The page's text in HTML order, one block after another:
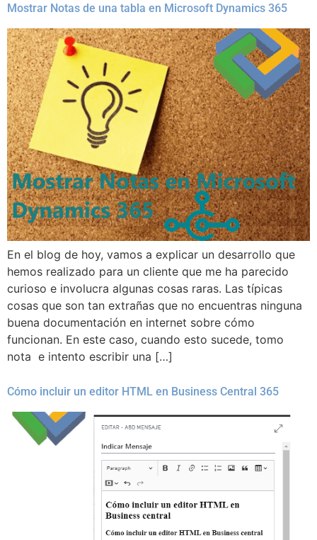
Mostrar Notas de una tabla en Microsoft Dynamics 365
En el blog de hoy, vamos a explicar un desarrollo que
hemos realizado para un cliente que me ha parecido
curioso e involucra algunas cosas raras. Las típicas
cosas que son tan extrañas que no encuentras ninguna
buena documentación en internet sobre cómo
funcionan. En este caso, cuando esto sucede, tomo
nota e intento escribir una […]
Cómo incluir un editor HTML en Business Central 365